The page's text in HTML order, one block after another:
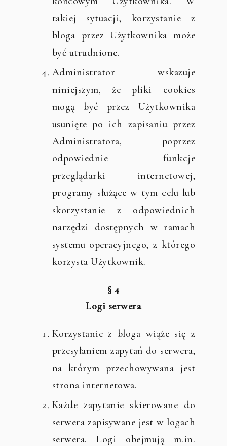
takiej sytuacji, korzystanie z
bloga przez Użytkownika może
być utrudnione.
Administrator wskazuje
niniejszym, że pliki cookies
mogą być przez Użytkownika
usunięte po ich zapisaniu przez
Administratora, poprzez
odpowiednie funkcje
przeglądarki internetowej,
programy służące w tym celu lub
skorzystanie z odpowiednich
narzędzi dostępnych w ramach
systemu operacyjnego, z którego
korzysta Użytkownik.
§ 4
Logi serwera
Korzystanie z bloga wiąże się z
przesyłaniem zapytań do serwera,
na którym przechowywana jest
strona internetowa.
Każde zapytanie skierowane do
serwera zapisywane jest w logach
serwera. Logi obejmują m.in.